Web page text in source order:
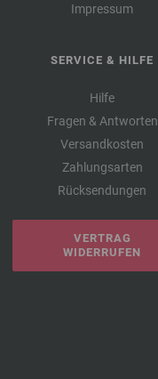
Impressum
SERVICE & HILFE
Hilfe
Fragen & Antworten
Versandkosten
Zahlungsarten
Rücksendungen
VERTRAG
WIDERRUFEN